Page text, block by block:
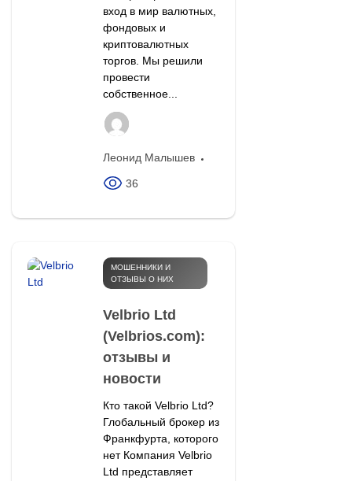
вход в мир валютных,
фондовых и
криптовалютных
торгов. Мы решили
провести
собственное...
Леонид Малышев
36
МОШЕННИКИ И
ОТЗЫВЫ О НИХ
Velbrio Ltd
(Velbrios.com):
отзывы и
новости
Кто такой Velbrio Ltd?
Глобальный брокер из
Франкфурта, которого
нет Компания Velbrio
Ltd представляет